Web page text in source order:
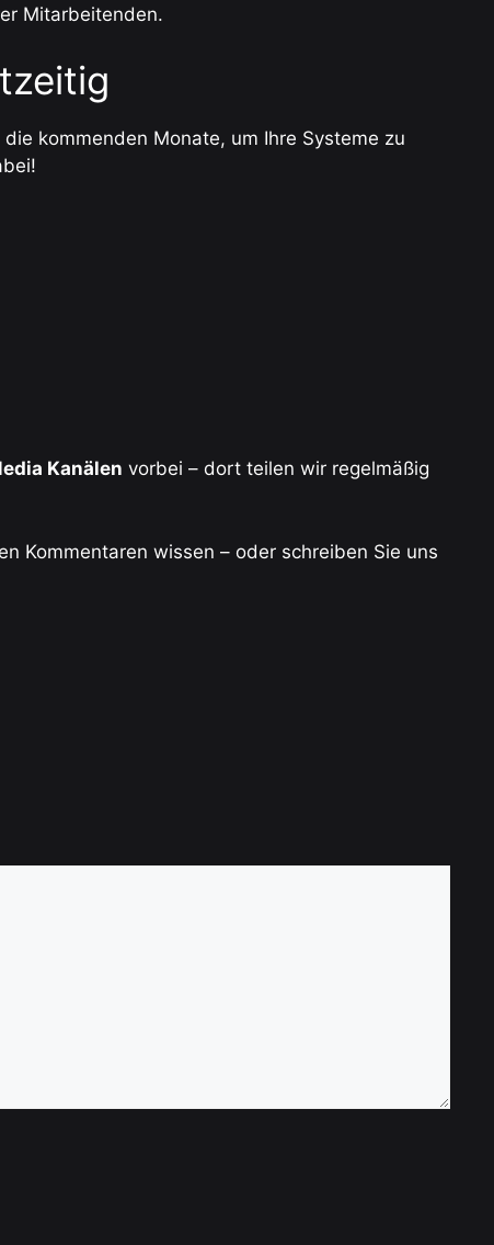
Mitarbeitenden.
kommenden Monate, um Ihre Systeme zu
Kanälen vorbei – dort teilen wir regelmäßig
Kommentaren wissen – oder schreiben Sie uns